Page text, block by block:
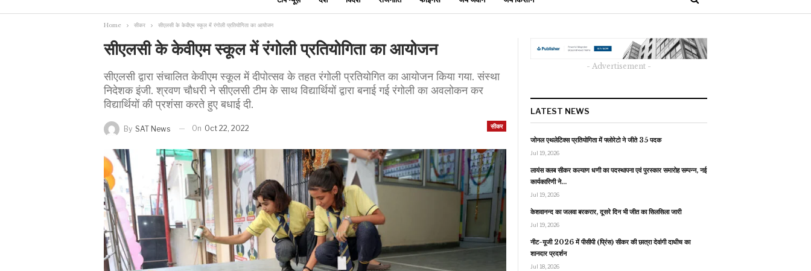
Home सीकर सीएलसी के केवीएम स्कूल में रंगोली प्रतियोगिता का आयोजन
सीएलसी के केवीएम स्कूल में रंगोली प्रतियोगिता का आयोजन
सीएलसी द्वारा संचालित केवीएम स्कूल में दीपोत्सव के तहत रंगोली प्रतियोगित का आयोजन किया गया. संस्था
निदेशक इंजी. श्रवण चौधरी ने सीएलसी टीम के साथ विद्यार्थियों द्वारा बनाई गई रंगोली का अवलोकन कर
विद्यार्थियों की प्रशंसा करते हुए बधाई दी.
सीकर
By SAT News On Oct 22, 2022
- Advertisement -
LATEST NEWS
जोनल एथलेटिक्स प्रतियोगिता में फ्लोरेटो ने जीते 35 पदक
Jul 19, 2026
लायंस क्लब सीकर कल्याण धणी का पदस्थापना एवं पुरस्कार समारोह सम्पन्न, नई
कार्यकारिणी ने…
Jul 19, 2026
केशवानन्द का जलवा बरकरार, दूसरे दिन भी जीत का सिलसिला जारी
Jul 19, 2026
नीट-यूजी 2026 में पीसीपी (प्रिंस) सीकर की छात्रा देवांगी दाधीच का
शानदार प्रदर्शन
Jul 18, 2026